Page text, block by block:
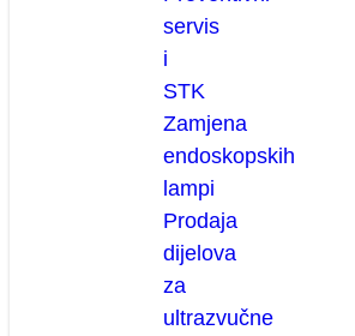
servis
i
STK
Zamjena
endoskopskih
lampi
Prodaja
dijelova
za
ultrazvučne